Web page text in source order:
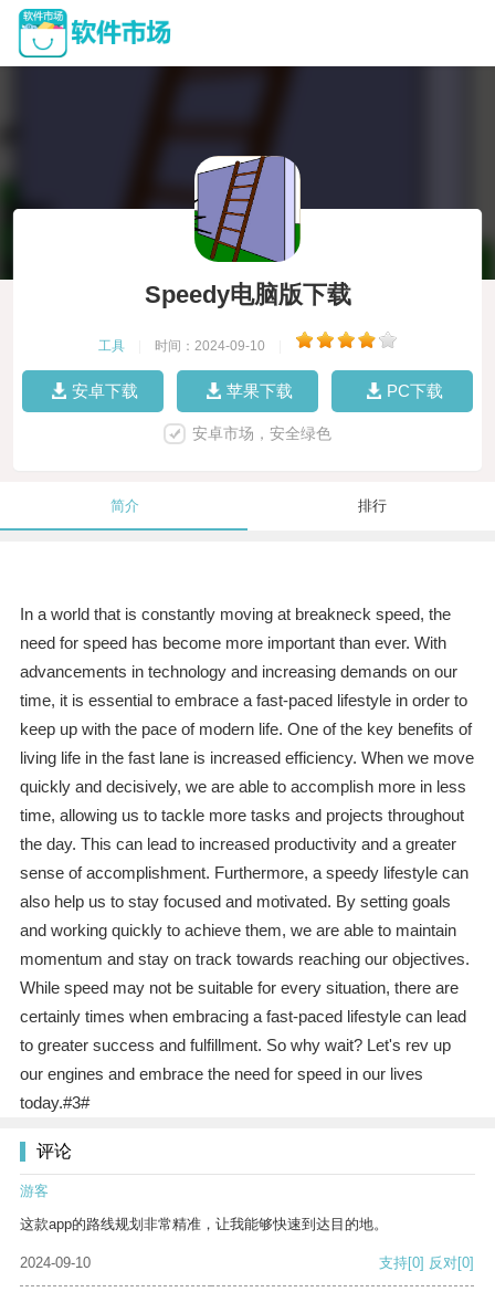
Speedy电脑版下载
工具 时间：2024-09-10
安卓下载 苹果下载 PC下载
安卓市场，安全绿色
简介 排行
In a world that is constantly moving at breakneck speed, the
need for speed has become more important than ever. With
advancements in technology and increasing demands on our
time, it is essential to embrace a fast-paced lifestyle in order to
keep up with the pace of modern life. One of the key benefits of
living life in the fast lane is increased efficiency. When we move
quickly and decisively, we are able to accomplish more in less
time, allowing us to tackle more tasks and projects throughout
the day. This can lead to increased productivity and a greater
sense of accomplishment. Furthermore, a speedy lifestyle can
also help us to stay focused and motivated. By setting goals
and working quickly to achieve them, we are able to maintain
momentum and stay on track towards reaching our objectives.
While speed may not be suitable for every situation, there are
certainly times when embracing a fast-paced lifestyle can lead
to greater success and fulfillment. So why wait? Let's rev up
our engines and embrace the need for speed in our lives
today.#3#
评论
游客
这款app的路线规划非常精准，让我能够快速到达目的地。
2024-09-10 支持[0] 反对[0]